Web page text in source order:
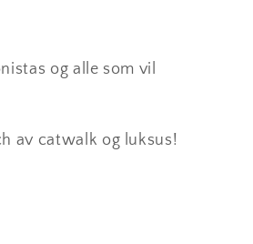
og alle som vil
av catwalk og luksus!